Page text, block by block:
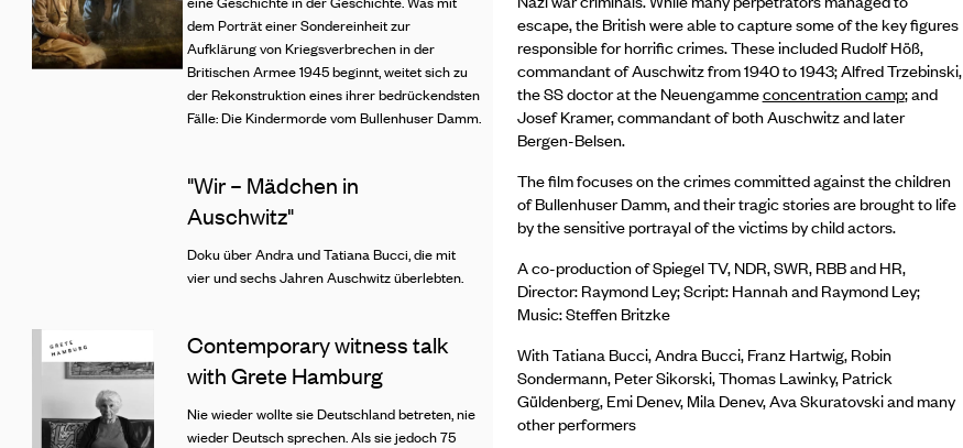
escape, the British were able to capture some of the key figures
responsible for horrific crimes. These included Rudolf Höß,
commandant of Auschwitz from 1940 to 1943; Alfred Trzebinski,
the SS doctor at the Neuengammeconcentration camp; and
Josef Kramer, commandant of both Auschwitz and later
Bergen-Belsen.
The film focuses on the crimes committed against the children
of Bullenhuser Damm, and their tragic stories are brought to life
by the sensitive portrayal of the victims by child actors.
A co-production of Spiegel TV, NDR, SWR, RBB and HR,
Director: Raymond Ley; Script: Hannah and Raymond Ley;
Music: Steffen Britzke
With Tatiana Bucci, Andra Bucci, Franz Hartwig, Robin
Sondermann, Peter Sikorski, Thomas Lawinky, Patrick
Güldenberg, Emi Denev, Mila Denev, Ava Skuratovski and many
other performers
dem Porträt einer Sondereinheit zur
Aufklärung von Kriegsverbrechen in der
Britischen Armee 1945 beginnt, weitet sich zu
der Rekonstruktion eines ihrer bedrückendsten
Fälle: Die Kindermorde vom Bullenhuser Damm.
"Wir – Mädchen in
Auschwitz"
Doku über Andra und Tatiana Bucci, die mit
vier und sechs Jahren Auschwitz überlebten.
Contemporary witness talk
with Grete Hamburg
Nie wieder wollte sie Deutschland betreten, nie
wieder Deutsch sprechen. Als sie jedoch 75